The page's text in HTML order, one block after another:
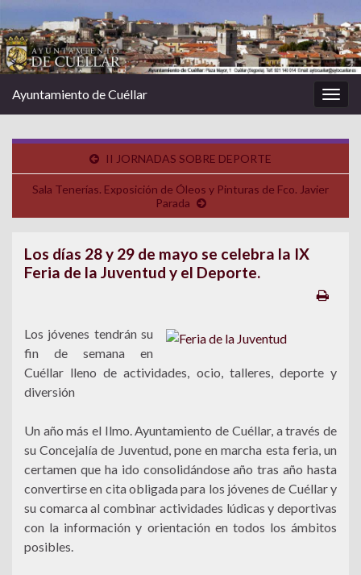
la
Ayuntamiento de Cuéllar
II JORNADAS SOBRE DEPORTE
Sala Tenerías. Exposición de Óleos y Pinturas de Fco. Javier
Parada
Los días 28 y 29 de mayo se celebra la IX
Feria de la Juventud y el Deporte.
Los jóvenes tendrán su
fin de semana en
Cuéllar lleno de actividades, ocio, talleres, deporte y
diversión
Un año más el Ilmo. Ayuntamiento de Cuéllar, a través de
su Concejalía de Juventud, pone en marcha esta feria, un
certamen que ha ido consolidándose año tras año hasta
convertirse en cita obligada para los jóvenes de Cuéllar y
su comarca al combinar actividades lúdicas y deportivas
con la información y orientación en todos los ámbitos
posibles.